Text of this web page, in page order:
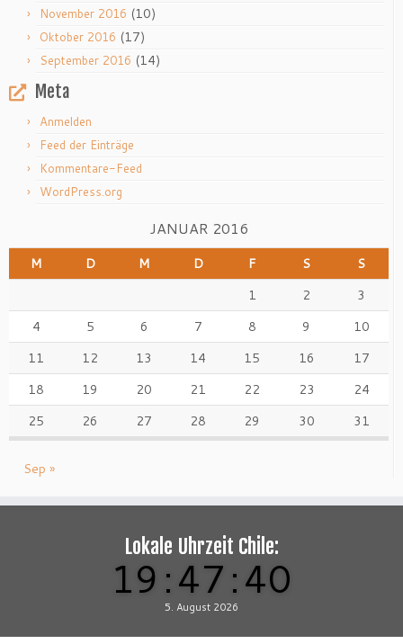
November 2016 (10)
Oktober 2016 (17)
September 2016 (14)
Meta
Anmelden
Feed der Einträge
Kommentare-Feed
WordPress.org
JANUAR 2016
M D M D F S
S
1
2
3
4
5 6 7 8 9
10
11
12 13 14 15 16
17
18
19 20 21 22 23
24
25
26 27 28 29 30 31
Sep »
Lokale Uhrzeit Chile:
19 :47:42
5. August 2026